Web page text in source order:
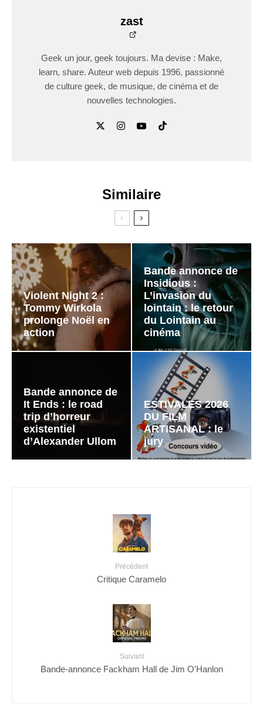
zast
Geek un jour, geek toujours. Ma devise : Make,
learn, share. Auteur web depuis 1996, passionné
de culture geek, de musique, de cinéma et de
nouvelles technologies.
Similaire
Violent Night 2 :
Tommy Wirkola
prolonge Noël en
action
Bande annonce de
Insidious :
L’invasion du
lointain : le retour
du Lointain au
cinéma
Bande annonce de
It Ends : le road
trip d’horreur
existentiel
d’Alexander Ullom
ESTIVALES 2026
DU FILM
ARTISANAL : le
jury
Précédent
Critique Caramelo
Suivant
Bande-annonce Fackham Hall de Jim O’Hanlon